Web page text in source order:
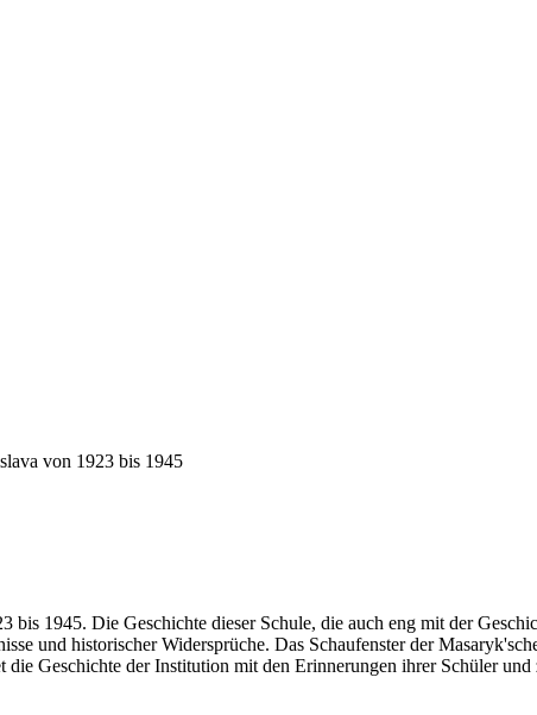
von 1923 bis 1945
1945. Die Geschichte dieser Schule, die auch eng mit der
und historischer Widersprüche. Das Schaufenster der
Geschichte der Institution mit den Erinnerungen ihrer Schüler